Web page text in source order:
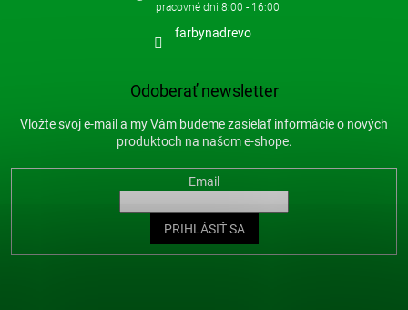
farbynadrevo
Odoberať newsletter
Vložte svoj e-mail a my Vám budeme zasielať informácie o nových
produktoch na našom e-shope.
Email
PRIHLÁSIŤ SA